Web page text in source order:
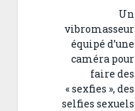
Un
vibromasseur
équipé d’une
caméra pour
faire des
« sexfies », des
selfies sexuels